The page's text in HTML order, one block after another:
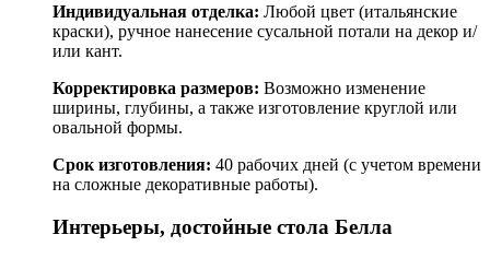
Индивидуальная отделка: Любой цвет (итальянские
краски), ручное нанесение сусальной потали на декор и/
или кант.
Корректировка размеров: Возможно изменение
ширины, глубины, а также изготовление круглой или
овальной формы.
Срок изготовления: 40 рабочих дней (с учетом времени
на сложные декоративные работы).
Интерьеры, достойные стола Белла